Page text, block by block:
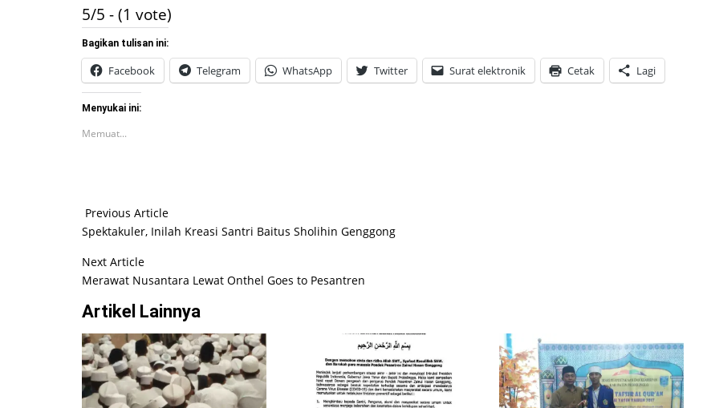
5/5 - (1 vote)
Bagikan tulisan ini:
Facebook Telegram WhatsApp Twitter Surat elektronik Cetak Lagi
Menyukai ini:
Memuat...
Previous Article
Spektakuler, Inilah Kreasi Santri Baitus Sholihin Genggong
Next Article
Merawat Nusantara Lewat Onthel Goes to Pesantren
Artikel Lainnya